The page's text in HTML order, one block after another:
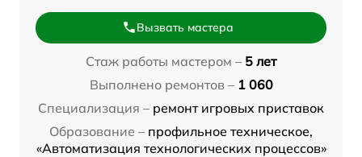
Вызвать мастера
Стаж работы мастером – 5 лет
Выполнено ремонтов – 1 060
Специализация – ремонт игровых приставок
Образование – профильное техническое,
«Автоматизация технологических процессов»